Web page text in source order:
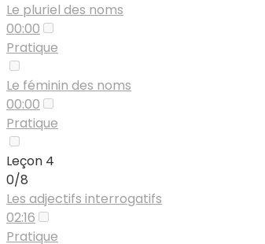
Le pluriel des noms
00:00
Pratique
Le féminin des noms
00:00
Pratique
Leçon 4
0/8
Les adjectifs interrogatifs
02:16
Pratique